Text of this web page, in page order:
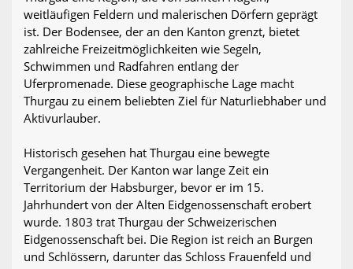
weitläufigen Feldern und malerischen Dörfern geprägt
ist. Der Bodensee, der an den Kanton grenzt, bietet
zahlreiche Freizeitmöglichkeiten wie Segeln,
Schwimmen und Radfahren entlang der
Uferpromenade. Diese geographische Lage macht
Thurgau zu einem beliebten Ziel für Naturliebhaber und
Aktivurlauber.
Historisch gesehen hat Thurgau eine bewegte
Vergangenheit. Der Kanton war lange Zeit ein
Territorium der Habsburger, bevor er im 15.
Jahrhundert von der Alten Eidgenossenschaft erobert
wurde. 1803 trat Thurgau der Schweizerischen
Eidgenossenschaft bei. Die Region ist reich an Burgen
und Schlössern, darunter das Schloss Frauenfeld und